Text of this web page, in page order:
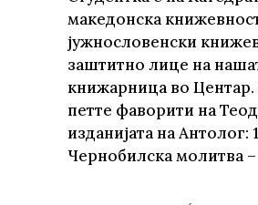
македонска
јужнословенски
заштитно лице на
книжарница во Центар.
петте фаворити на
изданијата на Антолог:
Чернобилска молитва –